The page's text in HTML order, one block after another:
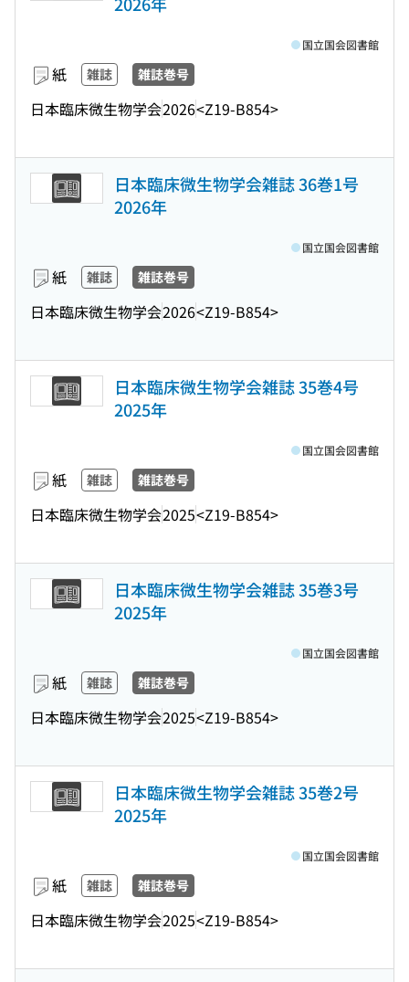
紙 雑誌 雑誌巻号
日本臨床微生物学会2026<Z19-B854>
国立国会図書館
日本臨床微生物学会雑誌 36巻1号
2026年
紙 雑誌 雑誌巻号
日本臨床微生物学会2026<Z19-B854>
国立国会図書館
日本臨床微生物学会雑誌 35巻4号
2025年
紙 雑誌 雑誌巻号
日本臨床微生物学会2025<Z19-B854>
国立国会図書館
日本臨床微生物学会雑誌 35巻3号
2025年
紙 雑誌 雑誌巻号
日本臨床微生物学会2025<Z19-B854>
国立国会図書館
日本臨床微生物学会雑誌 35巻2号
2025年
紙 雑誌 雑誌巻号
日本臨床微生物学会2025<Z19-B854>
国立国会図書館